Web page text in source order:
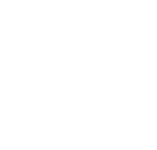
Los familiares
de Torrox
del pueblo y